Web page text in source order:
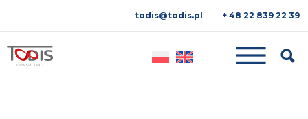
todis@todis.pl + 48 22 839 22 39